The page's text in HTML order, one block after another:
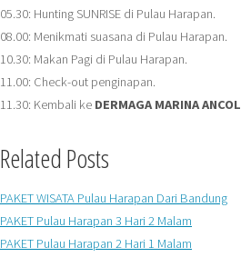
05.30: Hunting SUNRISE di Pulau Harapan.
08.00: Menikmati suasana di Pulau Harapan.
10.30: Makan Pagi di Pulau Harapan.
11.00: Check-out penginapan.
11.30: Kembali ke DERMAGA MARINA ANCOL
Related Posts
PAKET WISATA Pulau Harapan Dari Bandung
PAKET Pulau Harapan 3 Hari 2 Malam
PAKET Pulau Harapan 2 Hari 1 Malam